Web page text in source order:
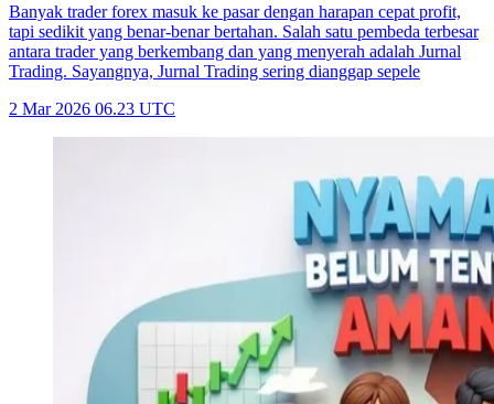
Banyak trader forex masuk ke pasar dengan harapan cepat profit,
tapi sedikit yang benar-benar bertahan. Salah satu pembeda terbesar
antara trader yang berkembang dan yang menyerah adalah Jurnal
Trading. Sayangnya, Jurnal Trading sering dianggap sepele
2 Mar 2026 06.23 UTC